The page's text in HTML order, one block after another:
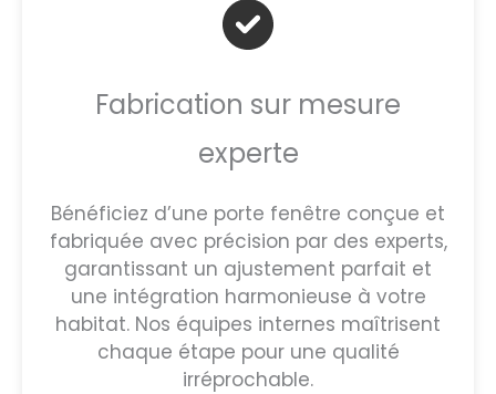
Fabrication sur mesure
experte
Bénéficiez d’une porte fenêtre conçue et
fabriquée avec précision par des experts,
garantissant un ajustement parfait et
une intégration harmonieuse à votre
habitat. Nos équipes internes maîtrisent
chaque étape pour une qualité
irréprochable.